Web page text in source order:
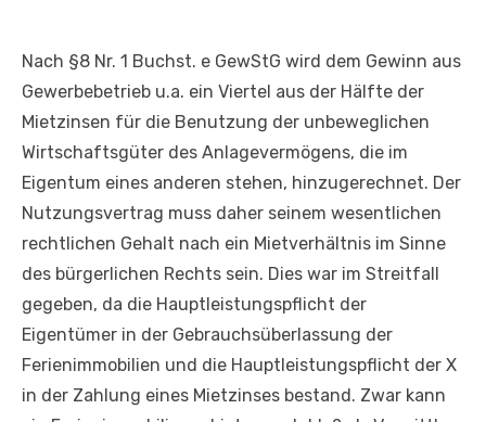
Nach §8 Nr. 1 Buchst. e GewStG wird dem Gewinn aus
Gewerbebetrieb u.a. ein Viertel aus der Hälfte der
Mietzinsen für die Benutzung der unbeweglichen
Wirtschaftsgüter des Anlagevermögens, die im
Eigentum eines anderen stehen, hinzugerechnet. Der
Nutzungsvertrag muss daher seinem wesentlichen
rechtlichen Gehalt nach ein Mietverhältnis im Sinne
des bürgerlichen Rechts sein. Dies war im Streitfall
gegeben, da die Hauptleistungspflicht der
Eigentümer in der Gebrauchsüberlassung der
Ferienimmobilien und die Hauptleistungspflicht der X
in der Zahlung eines Mietzinses bestand. Zwar kann